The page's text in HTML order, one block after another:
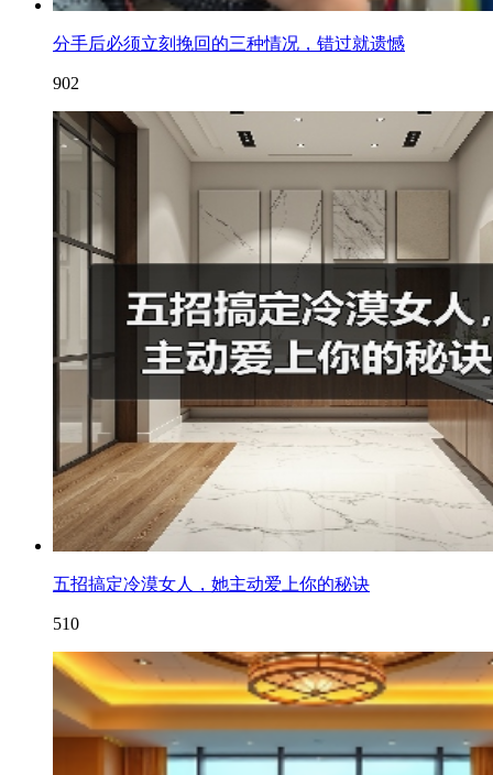
分手后必须立刻挽回的三种情况，错过就遗憾
902
五招搞定冷漠女人，她主动爱上你的秘诀
510